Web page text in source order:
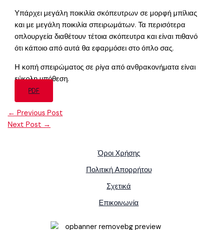
Υπάρχει μεγάλη ποικιλία σκόπευτρων σε μορφή μπίλιας
και με μεγάλη ποικιλία σπειρωμάτων. Τα περισότερα
οπλουργεία διαθέτουν τέτοια σκόπευτρα και είναι πιθανό
ότι κάποιο από αυτά θα εφαρμόσει στο όπλο σας.
Η κοπή σπειρώματος σε ρίγα από ανθρακονήματα είναι
εύκολη υπόθεση.
PDF
← Previous Post
Next Post →
Όροι Χρήσης
Πολιτική Απορρήτου
Σχετικά
Επικοινωνία